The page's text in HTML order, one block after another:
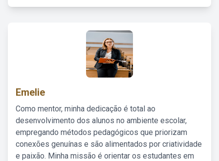
Emelie
Como mentor, minha dedicação é total ao
desenvolvimento dos alunos no ambiente escolar,
empregando métodos pedagógicos que priorizam
conexões genuínas e são alimentados por criatividade
e paixão. Minha missão é orientar os estudantes em